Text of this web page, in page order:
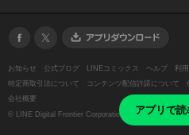
アプリで読
お知らせ 公式ブログ LINEコミックス ヘルプ 利
特定商取引法について
コンテンツ配信許諾について
会社概要
© LINE Digital Frontier Corporation